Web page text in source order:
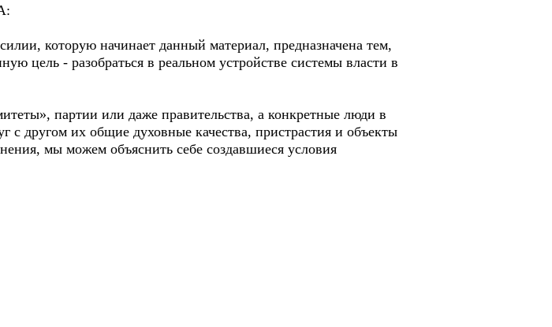
которую начинает данный материал, предназначена тем,
цель - разобраться в реальном устройстве системы власти в
партии или даже правительства, а конкретные люди в
с другом их общие духовные качества, пристрастия и объекты
мы можем объяснить себе создавшиеся условия